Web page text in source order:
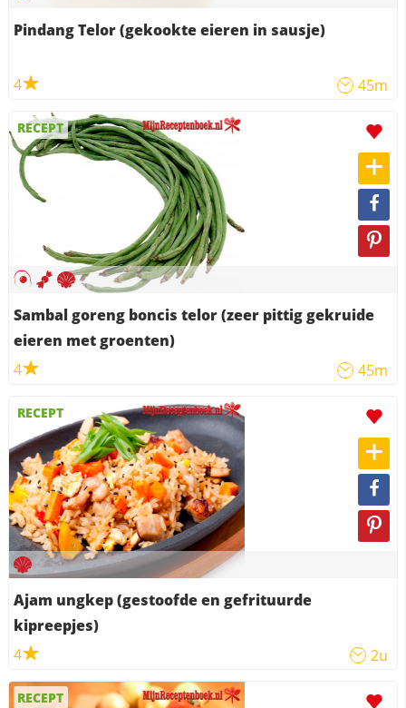
Pindang Telor (gekookte eieren in sausje)
4 45m
RECEPT
Sambal goreng boncis telor (zeer pittig gekruide
eieren met groenten)
4
45m
RECEPT
Ajam ungkep (gestoofde en gefrituurde
kipreepjes)
4
2u
RECEPT